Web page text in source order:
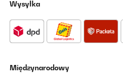
Wysyłka
Międzynarodowy